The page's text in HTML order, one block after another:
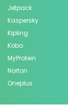
Jetpack
Kaspersky
Kipling
Kobo
MyProtein
Norton
Oneplus